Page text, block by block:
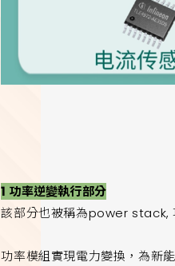
1 功率逆變執行部分
該部分也被稱為power stack,
功率模組實現電力變換，為新